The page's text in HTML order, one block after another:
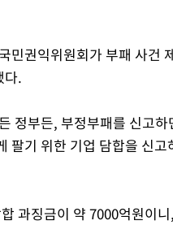
민권익위원회가 부패 사건
다.
정부든, 부정부패를 신고
팔기 위한 기업 담합을 신
과징금이 약 7000억원이